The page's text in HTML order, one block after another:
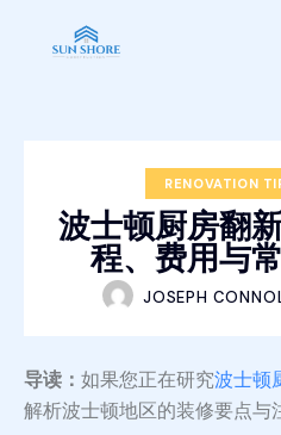
RENOVATION
波士顿厨房翻
程、费用与
JOSEPH
导读： 如果您正在研究波士顿
解析波士顿地区的装修要点与